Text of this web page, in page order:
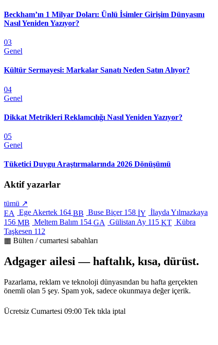
Beckham’ın 1 Milyar Doları: Ünlü İsimler Girişim Dünyasını
Nasıl Yeniden Yazıyor?
03
Genel
Kültür Sermayesi: Markalar Sanatı Neden Satın Alıyor?
04
Genel
Dikkat Metrikleri Reklamcılığı Nasıl Yeniden Yazıyor?
05
Genel
Tüketici Duygu Araştırmalarında 2026 Dönüşümü
Aktif yazarlar
tümü ↗
EA
Ege Akertek 164 BB Buse Biçer 158 İY İlayda Yılmazkaya
156 MB Meltem Balım 154 GA Gülistan Ay 115 KT Kübra
Taşkesen 112
▦ Bülten / cumartesi sabahları
Adgager ailesi — haftalık, kısa, dürüst.
Pazarlama, reklam ve teknoloji dünyasından bu hafta gerçekten
önemli olan 5 şey. Spam yok, sadece okunmaya değer içerik.
Ücretsiz Cumartesi 09:00 Tek tıkla iptal